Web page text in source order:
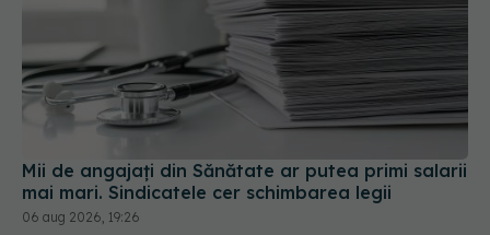
mai mari. Sindicatele cer schimbarea legii
06 aug 2026, 19:26